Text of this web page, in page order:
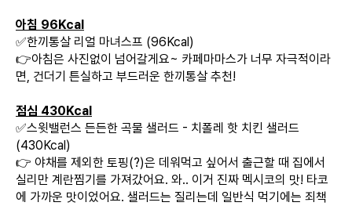
아침 96Kcal
✅한끼통살 리얼 마녀스프 (96Kcal)
👉아침은 사진없이 넘어갈게요~ 카페마마스가 너무 자극적이라
면, 건더기 튼실하고 부드러운 한끼통살 추천!
점심 430Kcal
✅스윗밸런스 든든한 곡물 샐러드 - 치폴레 핫 치킨 샐러드
(430Kcal)
👉 야채를 제외한 토핑(?)은 데워먹고 싶어서 출근할 때 집에서
실리만 계란찜기를 가져갔어요. 와.. 이거 진짜 멕시코의 맛! 타코
에 가까운 맛이었어요. 샐러드는 질리는데 일반식 먹기에는 죄책